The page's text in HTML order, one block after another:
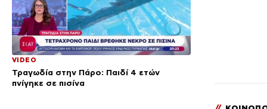
VIDEO
Τραγωδία στην Πάρο: Παιδί 4 ετών
πνίγηκε σε πισίνα